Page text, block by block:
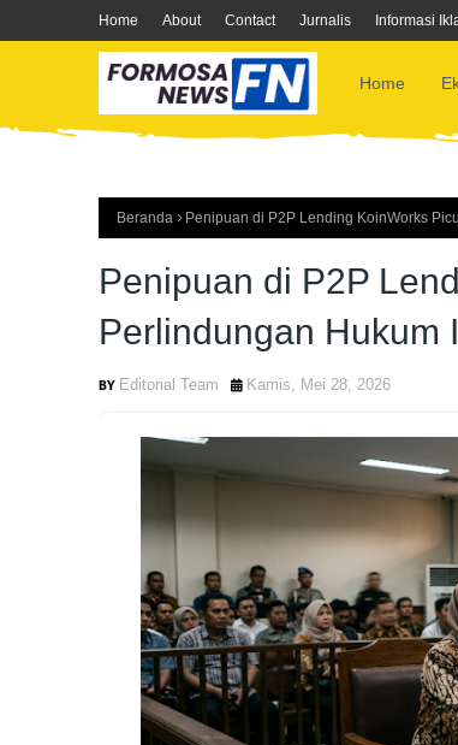
Home About Contact Jurnalis Informasi
Home
Beranda Penipuan di P2P Lending KoinWorks
Penipuan di P2P
Perlindungan Hukum
Editorial Team Kamis, Mei 28, 2026